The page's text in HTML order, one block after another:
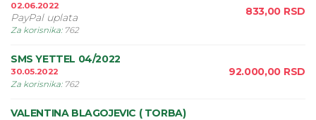
02.06.2022
PayPal uplata
Za korisnika: 762
833,00 RSD
SMS YETTEL 04/2022
30.05.2022
Za korisnika: 762
92.000,00 RSD
VALENTINA BLAGOJEVIC ( TORBA)